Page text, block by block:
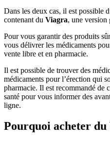
Dans les deux cas, il est possible
contenant du Viagra, une version
Pour vous garantir des produits
vous délivrer les médicaments
vente libre et en pharmacie.
Il est possible de trouver des
médicaments pour l’érection qui
pharmacie. Il est recommandé de
santé pour vous informer des
ligne.
Pourquoi acheter